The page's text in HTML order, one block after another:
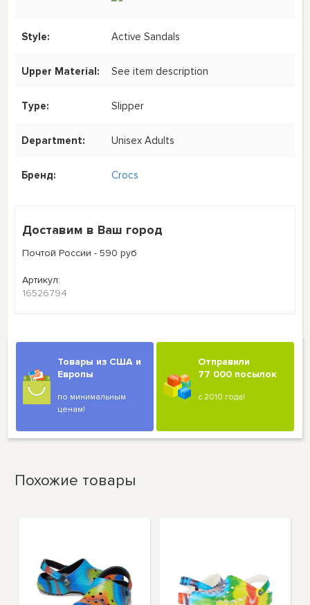
Style: Active Sandals
Upper Material: See item description
Type: Slipper
Department: Unisex Adults
Бренд: Crocs
Доставим в Ваш город
Почтой России - 590 руб
Артикул:
16526794
Товары из США и
Европы
по минимальным
ценам!
Отправили
77 000 посылок
с 2010 года!
Похожие товары